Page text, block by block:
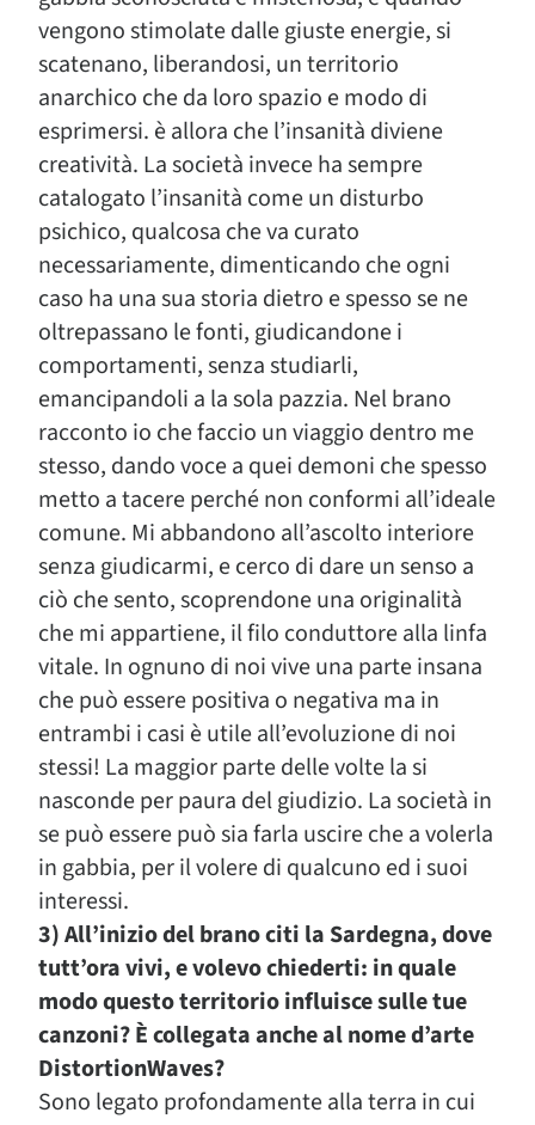
vengono stimolate dalle giuste energie, si
scatenano, liberandosi, un territorio
anarchico che da loro spazio e modo di
esprimersi. è allora che l’insanità diviene
creatività. La società invece ha sempre
catalogato l’insanità come un disturbo
psichico, qualcosa che va curato
necessariamente, dimenticando che ogni
caso ha una sua storia dietro e spesso se ne
oltrepassano le fonti, giudicandone i
comportamenti, senza studiarli,
emancipandoli a la sola pazzia. Nel brano
racconto io che faccio un viaggio dentro me
stesso, dando voce a quei demoni che spesso
metto a tacere perché non conformi all’ideale
comune. Mi abbandono all’ascolto interiore
senza giudicarmi, e cerco di dare un senso a
ciò che sento, scoprendone una originalità
che mi appartiene, il filo conduttore alla linfa
vitale. In ognuno di noi vive una parte insana
che può essere positiva o negativa ma in
entrambi i casi è utile all’evoluzione di noi
stessi! La maggior parte delle volte la si
nasconde per paura del giudizio. La società in
se può essere può sia farla uscire che a volerla
in gabbia, per il volere di qualcuno ed i suoi
interessi.
3) All’inizio del brano citi la Sardegna, dove
tutt’ora vivi, e volevo chiederti: in quale
modo questo territorio influisce sulle tue
canzoni? È collegata anche al nome d’arte
DistortionWaves?
Sono legato profondamente alla terra in cui